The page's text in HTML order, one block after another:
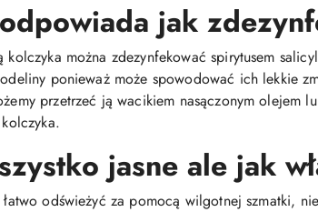
jak
kolczyka można zdezynfekować spirytusem
ponieważ może spowodować ich lekkie
przetrzeć ją wacikiem nasączonym olejem
jasne ale jak
odświeżyć za pomocą wilgotnej szmatki,